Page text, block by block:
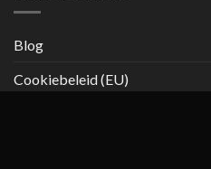
Blog
Cookiebeleid (EU)